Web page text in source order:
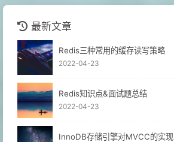
最新文章
Redis三种常用的缓存读写策略
2022-04-23
Redis知识点&面试题总结
2022-04-23
InnoDB存储引擎对MVCC的实现